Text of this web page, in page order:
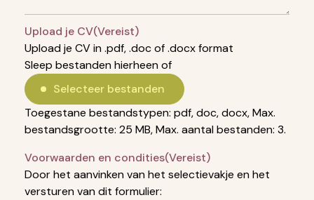
Upload je CV(Vereist)
Upload je CV in .pdf, .doc of .docx format
Sleep bestanden hierheen of
Selecteer bestanden
Toegestane bestandstypen: pdf, doc, docx, Max.
bestandsgrootte: 25 MB, Max. aantal bestanden: 3.
Voorwaarden en condities(Vereist)
Door het aanvinken van het selectievakje en het
versturen van dit formulier: